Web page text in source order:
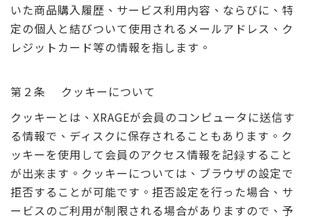
いた商品購入履歴、サービス利用内容、ならびに、特
定の個人と結びついて使用されるメールアドレス、ク
レジットカード等の情報を指します。
第２条 クッキーについて
クッキーとは、XRAGEが会員のコンピュータに送信す
る情報で、ディスクに保存されることもあります。ク
ッキーを使用して会員のアクセス情報を記録すること
が出来ます。クッキーについては、ブラウザの設定で
拒否することが可能です。拒否設定を行った場合、サ
ービスのご利用が制限される場合がありますので、予